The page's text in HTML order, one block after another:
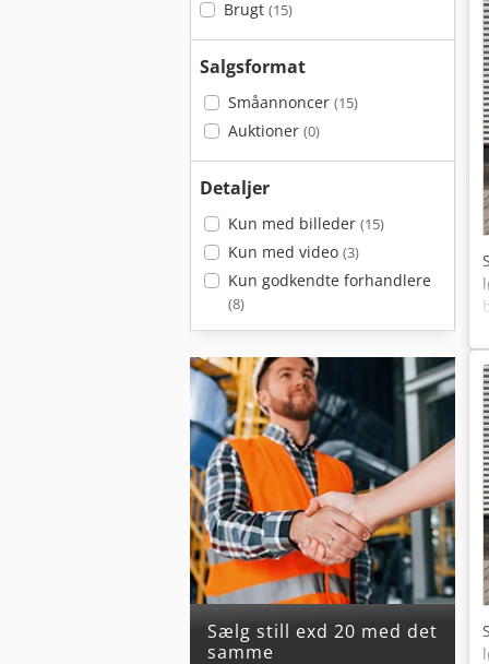
Brugt (15)
Salgsformat
Småannoncer (15)
Auktioner (0)
Detaljer
Kun med billeder (15)
Kun med video (3)
Kun godkendte forhandlere
(8)
Sælg still exd 20 med det
samme